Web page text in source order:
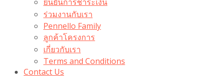
ร่วมงานกับเรา
Pennello Family
ลูกค้าโครงการ
เกี่ยวกับเรา
Terms and Conditions
Contact Us